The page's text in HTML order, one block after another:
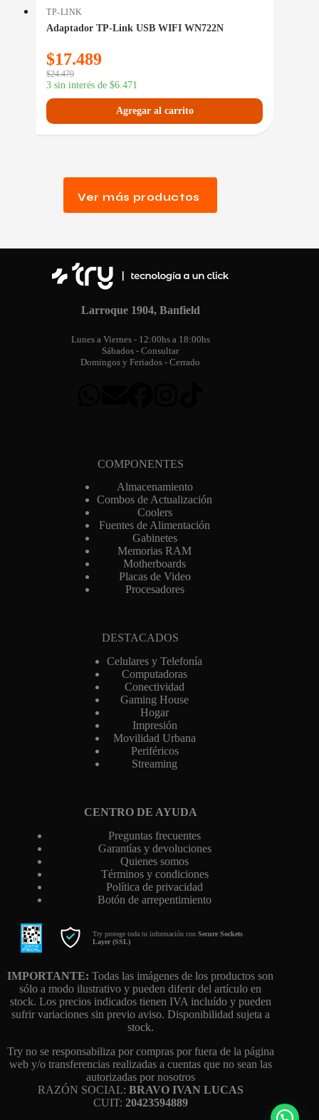
TP-LINK
Adaptador TP-Link USB WIFI WN722N
$17.489
$24.479
3 sin interés de $6.471
Agregar al carrito
Ver más productos
Larroque 1904, Banfield
Lunes a Viernes - 12:00hs a 18:00hs
Sábados - Consultar
Domingos y Feriados - Cerrado
COMPONENTES
Almacenamiento
Combos de Actualización
Coolers
Fuentes de Alimentación
Gabinetes
Memorias RAM
Motherboards
Placas de Video
Procesadores
DESTACADOS
Celulares y Telefonía
Computadoras
Conectividad
Gaming House
Hogar
Impresión
Movilidad Urbana
Periféricos
Streaming
CENTRO DE AYUDA
Preguntas frecuentes
Garantías y devoluciones
Quienes somos
Términos y condiciones
Política de privacidad
Botón de arrepentimiento
Try protege toda tu información con Secure Sockets
Layer (SSL)
IMPORTANTE: Todas las imágenes de los productos son
sólo a modo ilustrativo y pueden diferir del artículo en
stock. Los precios indicados tienen IVA incluído y pueden
sufrir variaciones sin previo aviso. Disponibilidad sujeta a
stock.
Try no se responsabiliza por compras por fuera de la página
web y/o transferencias realizadas a cuentas que no sean las
autorizadas por nosotros
RAZÓN SOCIAL: BRAVO IVAN LUCAS
CUIT: 20423594889